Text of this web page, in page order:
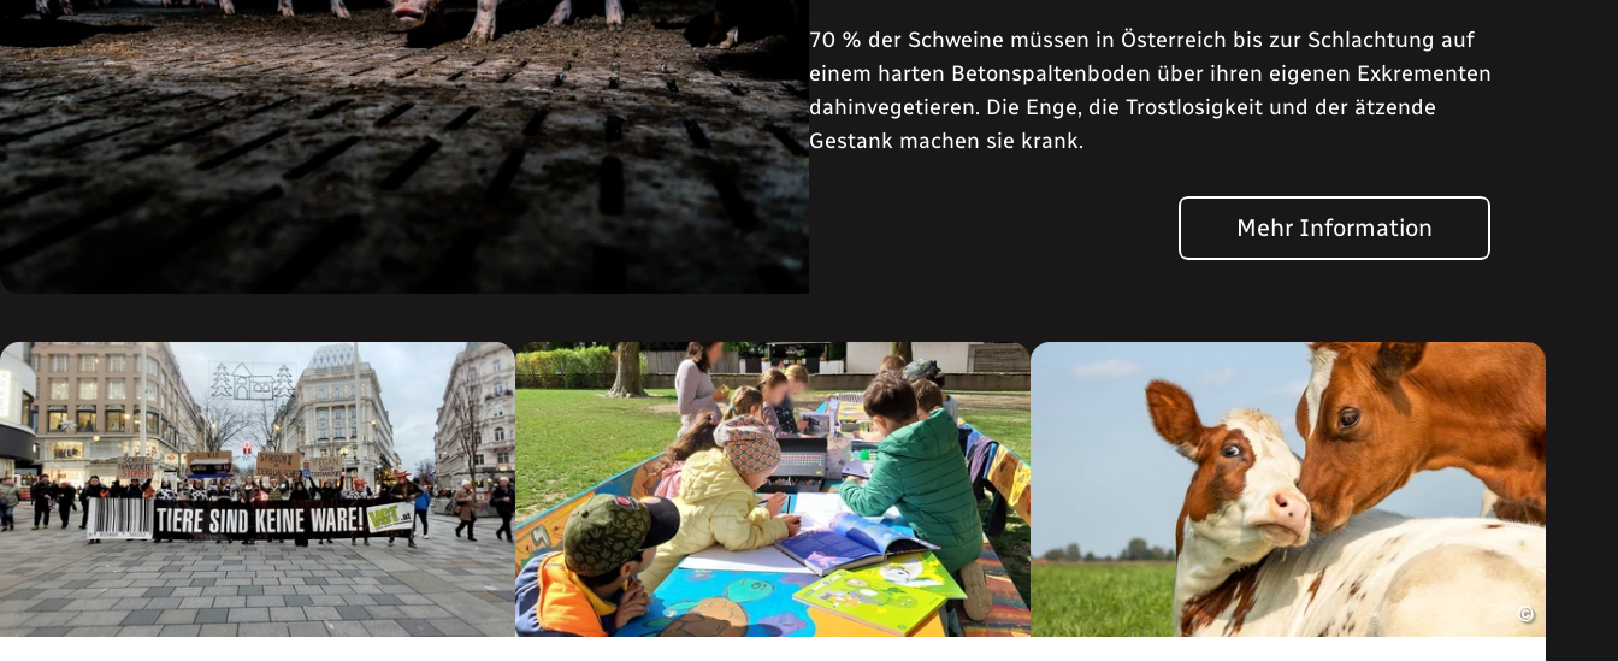
70 % der Schweine müssen in Österreich bis zur Schlachtung auf
einem harten Betonspaltenboden über ihren eigenen Exkrementen
dahinvegetieren. Die Enge, die Trostlosigkeit und der ätzende
Gestank machen sie krank.
Mehr Information
©